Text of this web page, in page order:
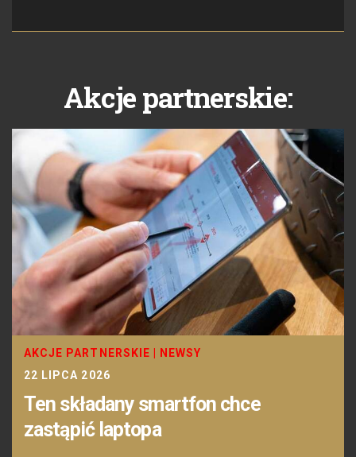
Akcje partnerskie:
AKCJE PARTNERSKIE
NEWSY
22 LIPCA 2026
Ten składany smartfon chce
zastąpić laptopa